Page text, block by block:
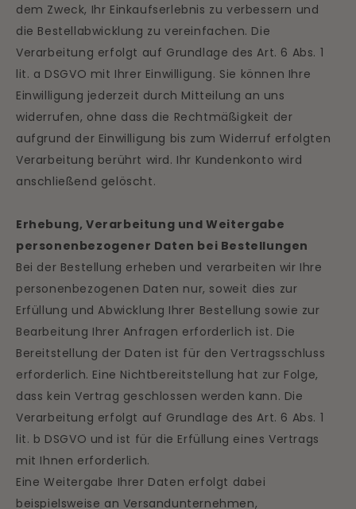
dem Zweck, Ihr Einkaufserlebnis zu verbessern und
die Bestellabwicklung zu vereinfachen. Die
Verarbeitung erfolgt auf Grundlage des Art. 6 Abs. 1
lit. a DSGVO mit Ihrer Einwilligung. Sie können Ihre
Einwilligung jederzeit durch Mitteilung an uns
widerrufen, ohne dass die Rechtmäßigkeit der
aufgrund der Einwilligung bis zum Widerruf erfolgten
Verarbeitung berührt wird. Ihr Kundenkonto wird
anschließend gelöscht.
Erhebung, Verarbeitung und Weitergabe
personenbezogener Daten bei Bestellungen
Bei der Bestellung erheben und verarbeiten wir Ihre
personenbezogenen Daten nur, soweit dies zur
Erfüllung und Abwicklung Ihrer Bestellung sowie zur
Bearbeitung Ihrer Anfragen erforderlich ist. Die
Bereitstellung der Daten ist für den Vertragsschluss
erforderlich. Eine Nichtbereitstellung hat zur Folge,
dass kein Vertrag geschlossen werden kann. Die
Verarbeitung erfolgt auf Grundlage des Art. 6 Abs. 1
lit. b DSGVO und ist für die Erfüllung eines Vertrags
mit Ihnen erforderlich.
Eine Weitergabe Ihrer Daten erfolgt dabei
beispielsweise an Versandunternehmen,